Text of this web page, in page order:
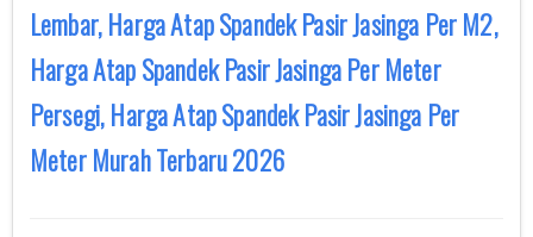
Lembar, Harga Atap Spandek Pasir Jasinga Per M2,
Harga Atap Spandek Pasir Jasinga Per Meter
Persegi, Harga Atap Spandek Pasir Jasinga Per
Meter Murah Terbaru 2026